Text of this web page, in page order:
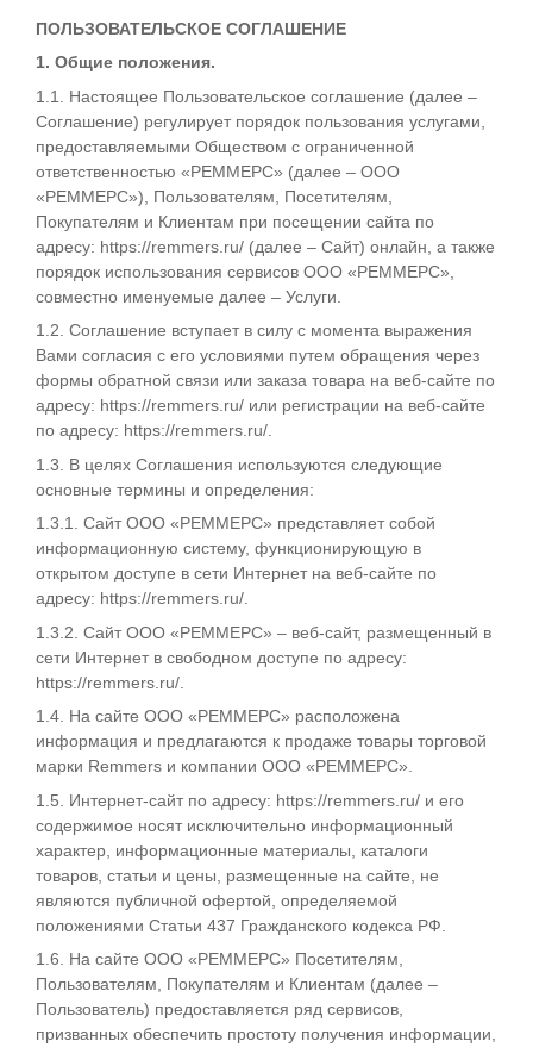
ПОЛЬЗОВАТЕЛЬСКОЕ СОГЛАШЕНИЕ
1. Общие положения.
1.1. Настоящее Пользовательское соглашение (далее –
Соглашение) регулирует порядок пользования услугами,
предоставляемыми Обществом с ограниченной
ответственностью «РЕММЕРС» (далее – ООО
«РЕММЕРС»), Пользователям, Посетителям,
Покупателям и Клиентам при посещении сайта по
адресу: https://remmers.ru/ (далее – Сайт) онлайн, а также
порядок использования сервисов ООО «РЕММЕРС»,
совместно именуемые далее – Услуги.
1.2. Соглашение вступает в силу с момента выражения
Вами согласия с его условиями путем обращения через
формы обратной связи или заказа товара на веб-сайте по
адресу: https://remmers.ru/ или регистрации на веб-сайте
по адресу: https://remmers.ru/.
1.3. В целях Соглашения используются следующие
основные термины и определения:
1.3.1. Сайт ООО «РЕММЕРС» представляет собой
информационную систему, функционирующую в
открытом доступе в сети Интернет на веб-сайте по
адресу: https://remmers.ru/.
1.3.2. Сайт ООО «РЕММЕРС» – веб-сайт, размещенный в
сети Интернет в свободном доступе по адресу:
https://remmers.ru/.
1.4. На сайте ООО «РЕММЕРС» расположена
информация и предлагаются к продаже товары торговой
марки Remmers и компании ООО «РЕММЕРС».
1.5. Интернет-сайт по адресу: https://remmers.ru/ и его
содержимое носят исключительно информационный
характер, информационные материалы, каталоги
товаров, статьи и цены, размещенные на сайте, не
являются публичной офертой, определяемой
положениями Статьи 437 Гражданского кодекса РФ.
1.6. На сайте ООО «РЕММЕРС» Посетителям,
Пользователям, Покупателям и Клиентам (далее –
Пользователь) предоставляется ряд сервисов,
призванных обеспечить простоту получения информации,